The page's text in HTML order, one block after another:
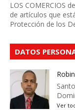
LOS COMERCIOS
de artículos que
Protección de los
DATOS
Ver